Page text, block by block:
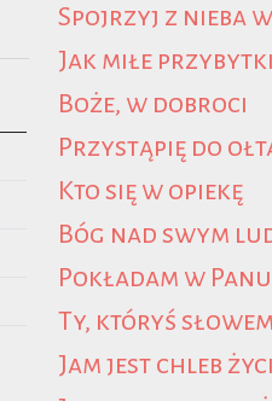
Spojrzyj z nieba
Jak miłe przybytki
Boże, w dobroci
Przystąpię do
Kto się w opiekę
Bóg nad swym
Pokładam w
Ty, któryś słowem
Jam jest chleb